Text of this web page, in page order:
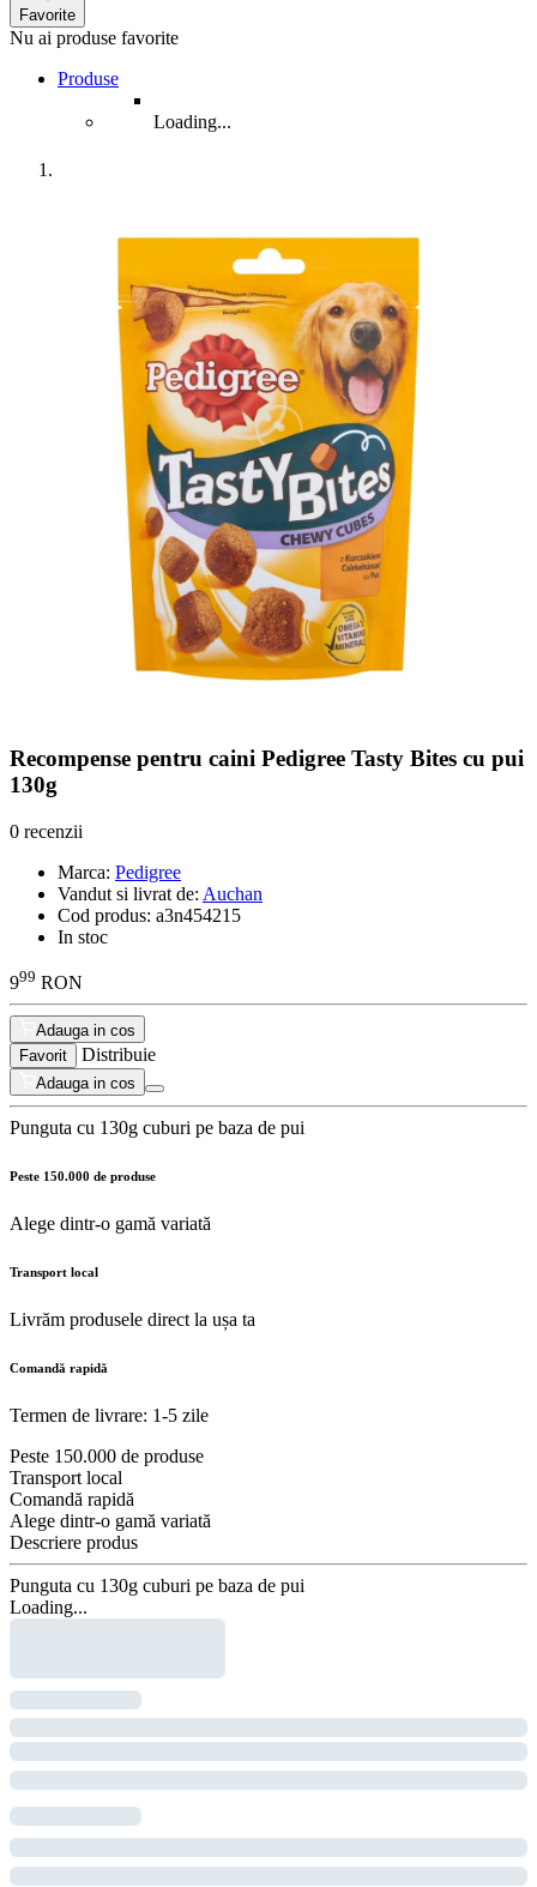
Favorite
Nu ai produse favorite
Produse
Loading...
Recompense pentru caini Pedigree Tasty Bites cu pui
130g
0 recenzii
Marca: Pedigree
Vandut si livrat de: Auchan
Cod produs: a3n454215
In stoc
999 RON
Adauga in cos
Favorit
Distribuie
Adauga in cos
Punguta cu 130g cuburi pe baza de pui
Peste 150.000 de produse
Alege dintr-o gamă variată
Transport local
Livrăm produsele direct la ușa ta
Comandă rapidă
Termen de livrare: 1-5 zile
Peste 150.000 de produse
Transport local
Comandă rapidă
Alege dintr-o gamă variată
Descriere produs
Punguta cu 130g cuburi pe baza de pui
Loading...